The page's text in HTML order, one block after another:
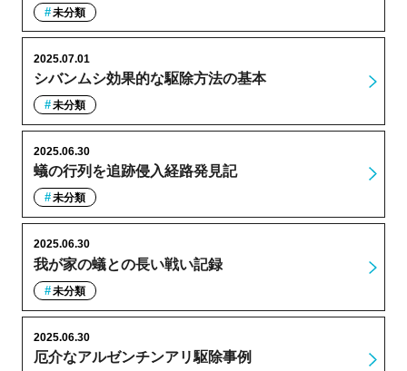
未分類
シバンムシ効果的な駆除方法の基本
2025.07.01
未分類
蟻の行列を追跡侵入経路発見記
2025.06.30
未分類
我が家の蟻との長い戦い記録
2025.06.30
未分類
厄介なアルゼンチンアリ駆除事例
2025.06.30